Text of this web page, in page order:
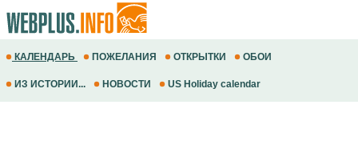
КАЛЕНДАРЬ ПОЖЕЛАНИЯ ОТКРЫТКИ ОБОИ
ИЗ ИСТОРИИ... НОВОСТИ US Holiday calendar